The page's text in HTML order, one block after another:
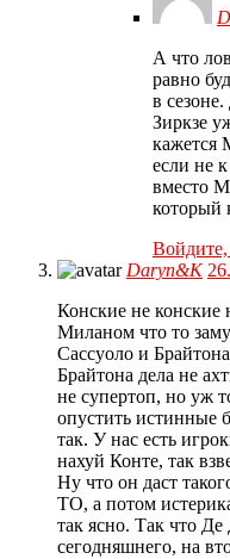
А что
равно
в
Зиркзе
кажется
если не
вместо
который
Войдите,
Daryn&K
Конские не
Миланом что то
Сассуоло и
Брайтона дела не
не супертоп, но уж
опустить истинные
так. У нас есть
нахуй Конте, так
Ну что он даст
ТО, а потом
так ясно. Так что
сегодняшнего, на